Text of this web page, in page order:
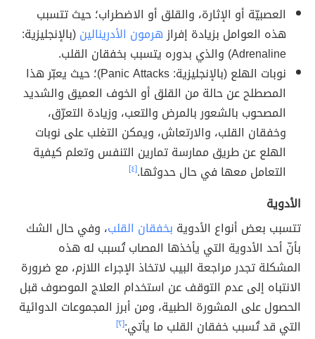
العصبيّة أو الإثارة، والقلق أو الاضطراب؛ حيث تتسبب
هذه العوامل بزيادة إفرازهرمون الأدرينالين(بالإنجليزية:
Adrenaline) والذي بدوره يتسبب بخفقان القلب.
نوبات الهلع (بالإنجليزية: Panic Attacks)؛ حيث يعبّر هذا
المصطلح عن حالة من القلق أو الخوف العميق والشديد
المصحوب بالشعور بالمرض والتعب، وزيادة التعرّق،
وخفقان القلب، والارتعاش، ويمكن التغلب على نوبات
الهلع عن طريق ممارسة تمارين التنفس وتعلم كيفية
التعامل معها في حال حدوثها.[٤]
الأدوية
تتسبب بعض أنواع الأدوية بخفقان القلب، وفي حال الشك
بأنّ أحد الأدوية التي يأخذها المصاب تُسبب له هذه
المشكلة تجدر مراجعة البيب لاتخاذ الإجراء اللازم، مع ضرورة
الانتباه إلى عدم التوقف عن استخدام العلاج الموصوف قبل
الحصول على المشورة الطبية، ومن أبرز المجموعات الدوائية
التي قد تُسبب خفقان القلب ما يأتي:[٢]